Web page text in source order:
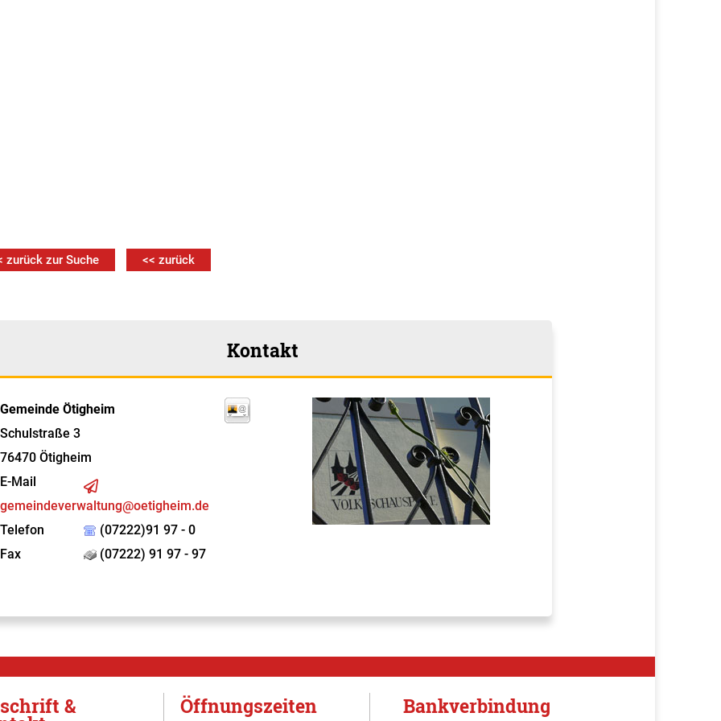
zurück zur Suche << zurück
Kontakt
Gemeinde Ötigheim
Schulstraße 3
76470 Ötigheim
E-Mail
gemeindeverwaltung@oetigheim.de
Telefon
(07222)91 97 - 0
Fax
(07222) 91 97 - 97
& Öffnungszeiten Bankverbindung